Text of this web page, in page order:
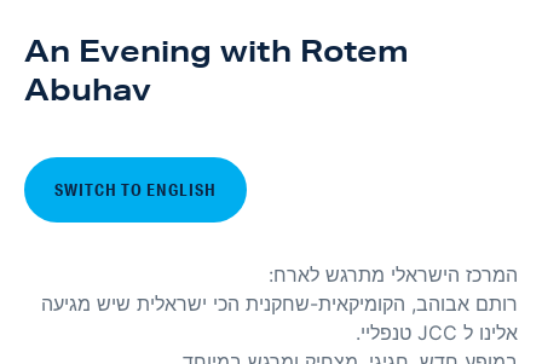
An Evening with Rotem
Abuhav
SWITCH TO ENGLISH
המרכז הישראלי מתרגש לארח:
רותם אבוהב, הקומיקאית-שחקנית הכי ישראלית שיש מגיעה
אלינו ל JCC טנפליי.